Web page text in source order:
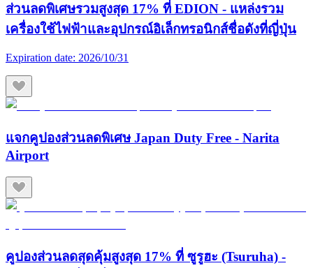
ส่วนลดพิเศษรวมสูงสุด 17% ที่ EDION - แหล่งรวม
เครื่องใช้ไฟฟ้าและอุปกรณ์อิเล็กทรอนิกส์ชื่อดังที่ญี่ปุ่น
Expiration date: 2026/10/31
แจกคูปองส่วนลดพิเศษ Japan Duty Free - Narita
Airport
คูปองส่วนลดสุดคุ้มสูงสุด 17% ที่ ซูรูฮะ (Tsuruha) -